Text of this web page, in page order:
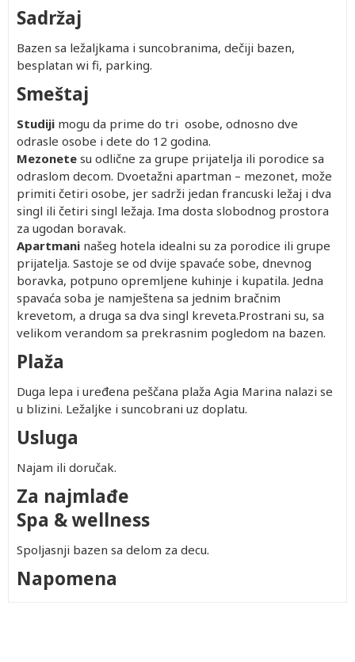
Sadržaj
Bazen sa ležaljkama i suncobranima, dečiji bazen,
besplatan wi fi, parking.
Smeštaj
Studiji mogu da prime do tri osobe, odnosno dve
odrasle osobe i dete do 12 godina.
Mezonete su odlične za grupe prijatelja ili porodice sa
odraslom decom. Dvoetažni apartman – mezonet, može
primiti četiri osobe, jer sadrži jedan francuski ležaj i dva
singl ili četiri singl ležaja. Ima dosta slobodnog prostora
za ugodan boravak.
Apartmani našeg hotela idealni su za porodice ili grupe
prijatelja. Sastoje se od dvije spavaće sobe, dnevnog
boravka, potpuno opremljene kuhinje i kupatila. Jedna
spavaća soba je namještena sa jednim bračnim
krevetom, a druga sa dva singl kreveta.Prostrani su, sa
velikom verandom sa prekrasnim pogledom na bazen.
Plaža
Duga lepa i uređena peščana plaža Agia Marina nalazi se
u blizini. Ležaljke i suncobrani uz doplatu.
Usluga
Najam ili doručak.
Za najmlađe
Spa & wellness
Spoljasnji bazen sa delom za decu.
Napomena